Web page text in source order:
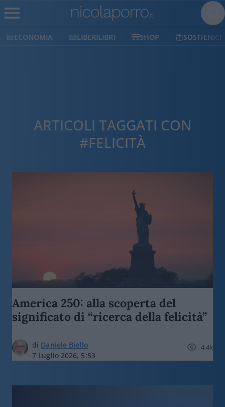
ECONOMIA LIBERILIBRI SHOP SOSTIENICI
ARTICOLI TAGGATI CON
#FELICITÀ
America 250: alla scoperta del
significato di “ricerca della felicità”
di Daniele Biello
7 Luglio 2026, 5:53
4.4k